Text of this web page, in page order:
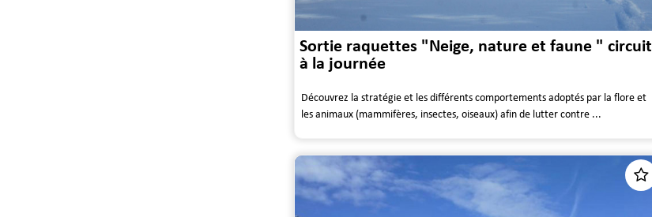
Sortie raquettes "Neige, nature et faune " circuit
à la journée
Découvrez la stratégie et les différents comportements adoptés par la flore et
les animaux (mammifères, insectes, oiseaux) afin de lutter contre ...